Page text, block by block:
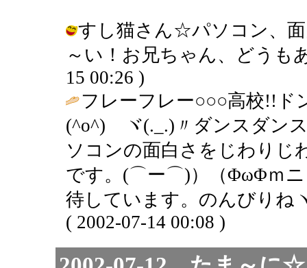
すし猫さん☆パソコン、
～い！お兄ちゃん、どうも
15 00:26 )
フレーフレー○○○高校!!ド
(^o^)ゞヾ(._.)〃ダンスダン
ソコンの面白さをじわりじ
です。(⌒ー⌒)）（ΦωΦｍ
待しています。のんびり
( 2002-07-14 00:08 )